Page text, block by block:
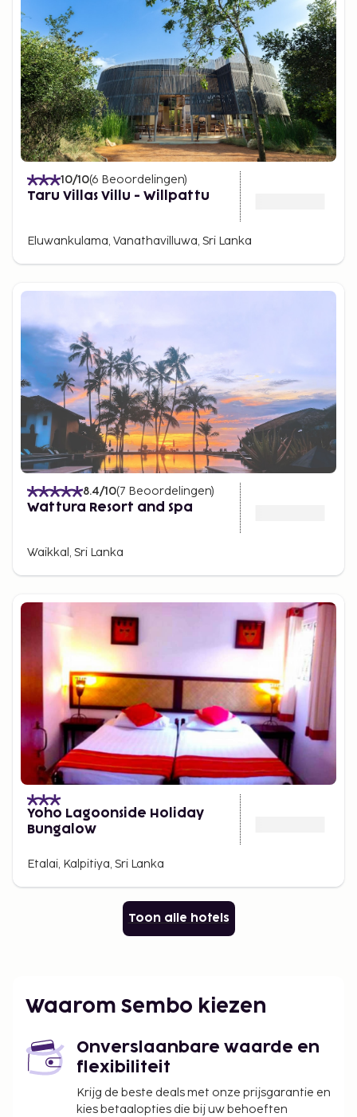
10/10(6 Beoordelingen)
Taru Villas Villu - Willpattu
Eluwankulama, Vanathavilluwa, Sri Lanka
8.4/10(7 Beoordelingen)
Wattura Resort and Spa
Waikkal, Sri Lanka
Yoho Lagoonside Holiday
Bungalow
Etalai, Kalpitiya, Sri Lanka
Toon alle hotels
Waarom Sembo kiezen
Onverslaanbare waarde en
flexibiliteit
Krijg de beste deals met onze prijsgarantie en
kies betaalopties die bij uw behoeften